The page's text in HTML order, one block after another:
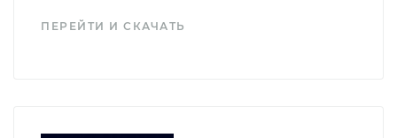
ПЕРЕЙТИ И СКАЧАТЬ